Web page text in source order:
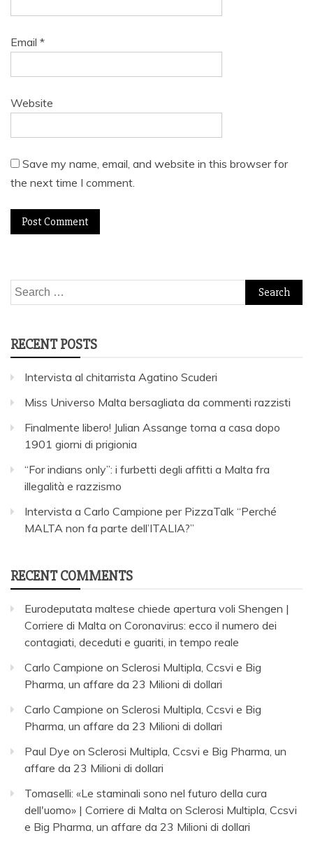
Email *
Website
Save my name, email, and website in this browser for
the next time I comment.
Search
for:
RECENT POSTS
Intervista al chitarrista Agatino Scuderi
Miss Universo Malta bersagliata da commenti razzisti
Finalmente libero! Julian Assange torna a casa dopo
1901 giorni di prigionia
“For indians only”: i furbetti degli affitti a Malta fra
illegalità e razzismo
Intervista a Carlo Campione per PizzaTalk “Perché
MALTA non fa parte dell’ITALIA?”
RECENT COMMENTS
Eurodeputata maltese chiede apertura voli Shengen |
Corriere di Malta on Coronavirus: ecco il numero dei
contagiati, deceduti e guariti, in tempo reale
Carlo Campione on Sclerosi Multipla, Ccsvi e Big
Pharma, un affare da 23 Milioni di dollari
Carlo Campione on Sclerosi Multipla, Ccsvi e Big
Pharma, un affare da 23 Milioni di dollari
Paul Dye on Sclerosi Multipla, Ccsvi e Big Pharma, un
affare da 23 Milioni di dollari
Tomaselli: «Le staminali sono nel futuro della cura
dell'uomo» | Corriere di Malta on Sclerosi Multipla, Ccsvi
e Big Pharma, un affare da 23 Milioni di dollari